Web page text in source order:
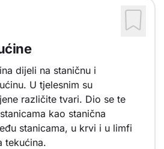
dijeli na staničnu i
U tjelesnim su
različite tvari. Dio se te
kao stanična
stanicama, u krvi i u limfi
tekućina.